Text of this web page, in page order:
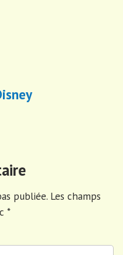
publiée. Les champs
*